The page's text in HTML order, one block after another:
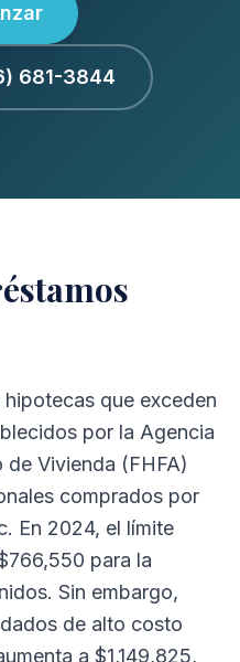
681-3844
que exceden
por la Agencia
de Vivienda (FHFA)
comprados por
En 2024, el límite
para la
Sin embargo,
de alto costo
a $1,149,825,